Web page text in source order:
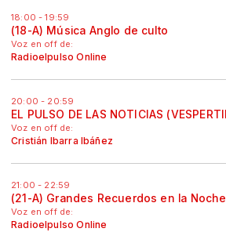
18:00 - 19:59
(18-A) Música Anglo de culto
Voz en off de:
Radioelpulso Online
20:00 - 20:59
EL PULSO DE LAS NOTICIAS
Voz en off de:
Cristián Ibarra Ibáñez
21:00 - 22:59
(21-A) Grandes Recuerdos en la Noche
Voz en off de:
Radioelpulso Online